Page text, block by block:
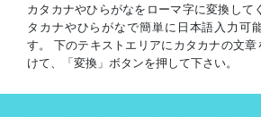
カタカナやひらがなをローマ字に変換して
タカナやひらがなで簡単に日本語入力可
す。 下のテキストエリアにカタカナの文
けて、「変換」ボタンを押して下さい。